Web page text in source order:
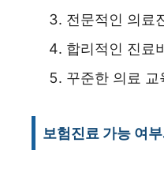
전문적인 의료
합리적인 진료
꾸준한 의료 교
보험진료 가능 여